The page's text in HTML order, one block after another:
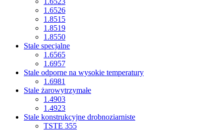
1.6526
1.8515
1.8519
1.8550
Stale specjalne
1.6565
1.6957
Stale odporne na wysokie temperatury
1.6981
Stale żarowytrzymałe
1.4903
1.4923
Stale konstrukcyjne drobnoziarniste
TSTE 355